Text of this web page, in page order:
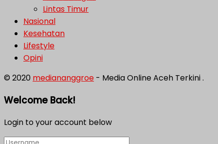
Lintas Timur
Nasional
Kesehatan
Lifestyle
Opini
© 2020 mediananggroe - Media Online Aceh Terkini .
Welcome Back!
Login to your account below